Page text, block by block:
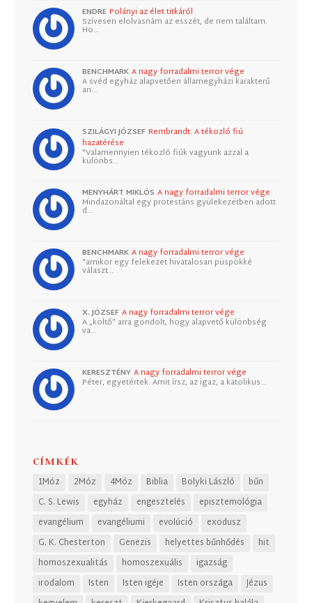
ENDRE Polányi az élet titkáról
Szívesen elolvasnám az esszét, de nem találtam.
Ho…
BENCHMARK A nagy forradalmi terror vége
A svéd egyház alapvetően államegyházi karakterű
an…
SZILÁGYI JÓZSEF Rembrandt: A tékozló fiú
hazatérése
"Valamennyien tékozló fiúk vagyunk azzal a
különbs…
MENYHÁRT MIKLÓS A nagy forradalmi terror vége
Mindazonáltal egy protestáns gyülekezetben adott
d…
BENCHMARK A nagy forradalmi terror vége
"amikor egy felekezet hivatalosan püspökké
választ…
X. JÓZSEF A nagy forradalmi terror vége
A „költő” arra gondolt, hogy alapvető különbség
va…
KERESZTÉNY A nagy forradalmi terror vége
Péter, egyetértek. Amit írsz, az igaz, a katolikus…
CÍMKÉK
1Móz 2Móz 4Móz Biblia Bolyki László
bűn
C. S. Lewis
egyház engesztelés
episztemológia
evangélium
evangéliumi evolúció
exodusz
G. K. Chesterton
Genezis helyettes bűnhődés
hit
homoszexualitás
homoszexuális
igazság
irodalom
Isten Isten igéje Isten országa
Jézus